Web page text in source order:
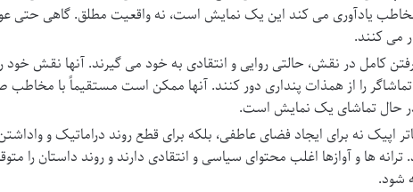
یادآوری می کند این یک نمایش است، نه واقعیت مطلق. گاهی حتی
می کنند.
رفتن کامل در نقش، حالتی روایی و انتقادی به خود می گیرند. آنها نقش خود
را از همذات پنداری دور کنند. آنها ممکن است مستقیماً با
در حال تماشای یک نمایش است.
اپیک نه برای ایجاد فضای عاطفی، بلکه برای قطع روند دراماتیک و
ترانه ها و آوازها اغلب محتوای سیاسی و انتقادی دارند و روند داستان را
شود.